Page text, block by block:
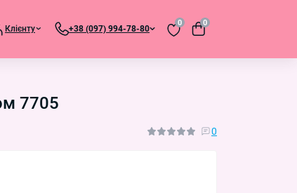
Клієнту +38 (097) 994-78-80
0 0
7705
0